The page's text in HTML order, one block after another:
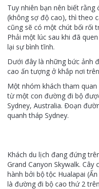
Tuy nhiên bạn nên biết
(không sợ độ cao), thì theo
cũng sẽ có một chút bối rối
Phải một lúc sau khi đã
lại sự bình tĩnh.
Dưới đây là những bức ảnh
cao ấn tượng ở khắp nơi
Một nhóm khách tham
từ một con đường đi bộ
Sydney, Australia. Đoạn
quanh tháp Sydney.
Khách du lịch đang đứng
Grand Canyon Skywalk.
hành bởi bộ tộc Hualapai
là đường đi bộ cao thứ 2